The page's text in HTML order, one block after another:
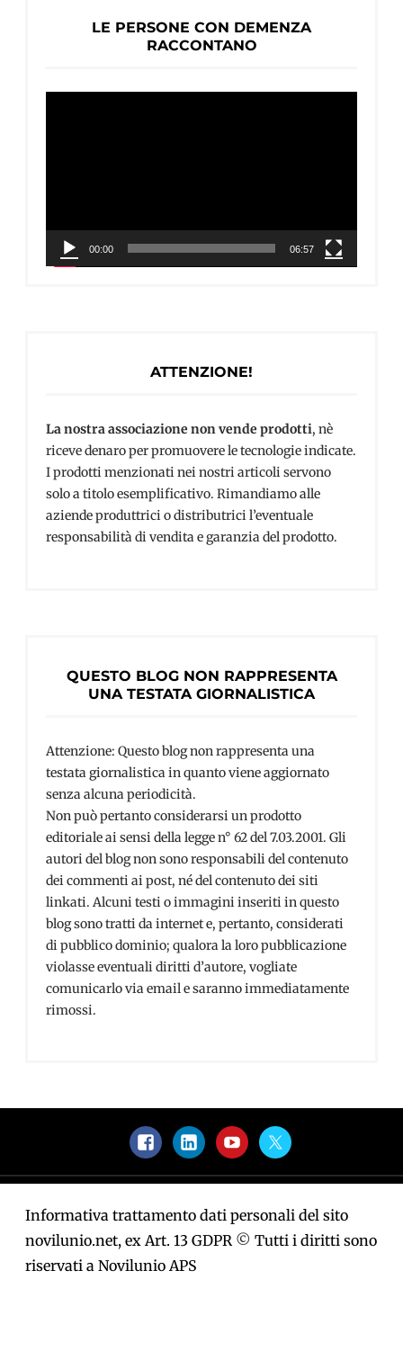
LE PERSONE CON DEMENZA
RACCONTANO
00:00 06:57
ATTENZIONE!
La nostra associazione non vende prodotti, nè
riceve denaro per promuovere le tecnologie indicate.
I prodotti menzionati nei nostri articoli servono
solo a titolo esemplificativo. Rimandiamo alle
aziende produttrici o distributrici l’eventuale
responsabilità di vendita e garanzia del prodotto.
QUESTO BLOG NON RAPPRESENTA
UNA TESTATA GIORNALISTICA
Attenzione: Questo blog non rappresenta una
testata giornalistica in quanto viene aggiornato
senza alcuna periodicità.
Non può pertanto considerarsi un prodotto
editoriale ai sensi della legge n° 62 del 7.03.2001. Gli
autori del blog non sono responsabili del contenuto
dei commenti ai post, né del contenuto dei siti
linkati. Alcuni testi o immagini inseriti in questo
blog sono tratti da internet e, pertanto, considerati
di pubblico dominio; qualora la loro pubblicazione
violasse eventuali diritti d’autore, vogliate
comunicarlo via email e saranno immediatamente
rimossi.
FacebookLinkedInYouTubeTwitter
Informativa trattamento dati personali del sito
novilunio.net, ex Art. 13 GDPR © Tutti i diritti sono
riservati a Novilunio APS